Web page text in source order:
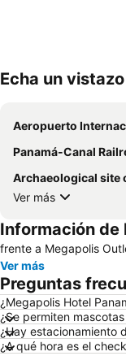
Echa un
Aeropuerto
Panamá-Canal
Archaeological site of
Ver más
Información de
frente a Megapolis
Ver más
Preguntas
¿Megapolis Hotel
¿Se permiten
¿Hay estacionamiento
¿A qué hora es el